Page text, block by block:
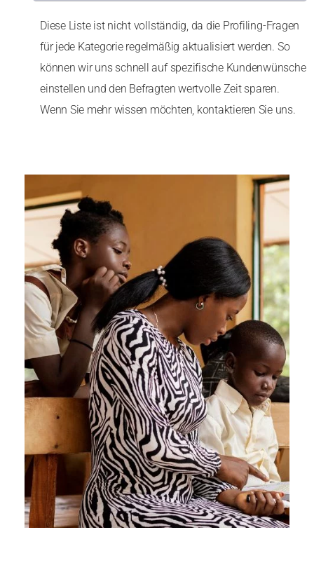
Diese Liste ist nicht vollständig, da die Profiling-Fragen
für jede Kategorie regelmäßig aktualisiert werden. So
können wir uns schnell auf spezifische Kundenwünsche
einstellen und den Befragten wertvolle Zeit sparen.
Wenn Sie mehr wissen möchten, kontaktieren Sie uns.